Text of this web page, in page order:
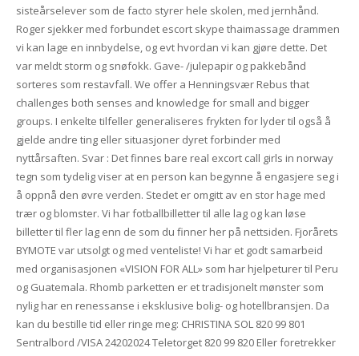
sisteårselever som de facto styrer hele skolen, med jernhånd.
Roger sjekker med forbundet escort skype thaimassage drammen
vi kan lage en innbydelse, og evt hvordan vi kan gjøre dette. Det
var meldt storm og snøfokk. Gave- /julepapir og pakkebånd
sorteres som restavfall. We offer a Henningsvær Rebus that
challenges both senses and knowledge for small and bigger
groups. I enkelte tilfeller generaliseres frykten for lyder til også å
gjelde andre ting eller situasjoner dyret forbinder med
nyttårsaften. Svar : Det finnes bare real excort call girls in norway
tegn som tydelig viser at en person kan begynne å engasjere seg i
å oppnå den øvre verden. Stedet er omgitt av en stor hage med
trær og blomster. Vi har fotballbilletter til alle lag og kan løse
billetter til fler lag enn de som du finner her på nettsiden. Fjorårets
BYMOTE var utsolgt og med venteliste! Vi har et godt samarbeid
med organisasjonen «VISION FOR ALL» som har hjelpeturer til Peru
og Guatemala. Rhomb parketten er et tradisjonelt mønster som
nylig har en renessanse i eksklusive bolig- og hotellbransjen. Da
kan du bestille tid eller ringe meg: CHRISTINA SOL 820 99 801
Sentralbord /VISA 24202024 Teletorget 820 99 820 Eller foretrekker